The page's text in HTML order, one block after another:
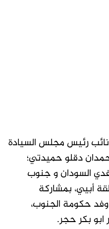
رئيس مجلس السيادة
دقلو حميدتي؛
السودان و جنوب
أبيي، بمشاركة
حكومة الجنوب،
بكر حجر.